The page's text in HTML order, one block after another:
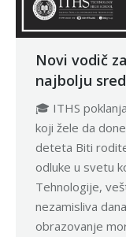
Novi vodič
najbolju
🎓 ITHS
koji žele da
deteta Biti
odluke u svetu
Tehnologije,
nezamisliva
obrazovanje